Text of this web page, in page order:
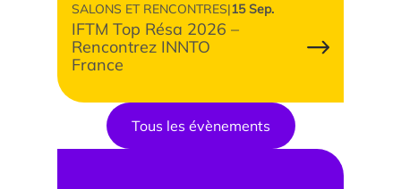
SALONS ET RENCONTRES|15 Sep.
IFTM Top Résa 2026 –
Rencontrez INNTO
France
Tous les évènements